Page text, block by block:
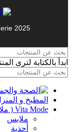
2025.
ابدأ بالكتابة لترى
المطبخ و
Vita Mode ( ملابس و أحذية )
ملابس
أحذية